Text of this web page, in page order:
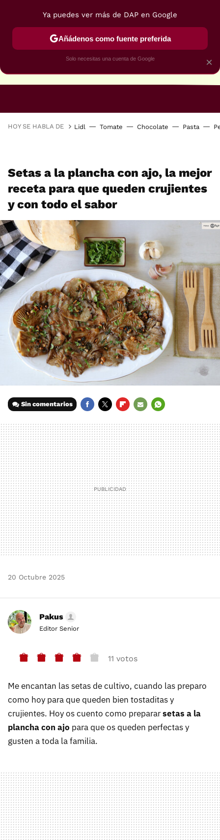
HOY SE HABLA DE Lidl Tomate Chocolate Pasta
Setas a la plancha con ajo, la mejor
receta para que queden crujientes
y con todo el sabor
Sin comentarios
MAIL
20 Octubre 2025
Pakus
Editor Senior
11 votos
Me encantan las setas de cultivo, cuando las preparo
como hoy para que queden bien tostaditas y
crujientes. Hoy os cuento como prepararsetas a la
plancha con ajo para que os queden perfectas y
gusten a toda la familia.
×
Ya puedes ver más de DAP en Google
Añádenos como fuente preferida
Solo necesitas una cuenta de Google